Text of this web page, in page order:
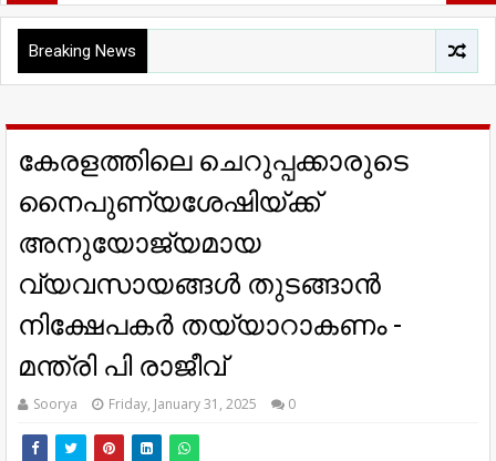
Breaking News
കേരളത്തിലെ ചെറുപ്പക്കാരുടെ
നൈപുണ്യശേഷിയ്ക്ക്
അനുയോജ്യമായ
വ്യവസായങ്ങള്‍ തുടങ്ങാന്‍
നിക്ഷേപകര്‍ തയ്യാറാകണം -
മന്ത്രി പി രാജീവ്
Soorya Friday, January 31, 2025 0